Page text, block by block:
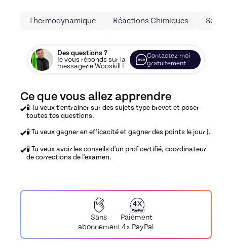
Thermodynamique Réactions Chimiques
Des questions ?
Je vous réponds sur la
messagerie Wooskill !
Contactez-moi
gratuitement
Ce que vous allez apprendre
🧪 Tu veux t'entrainer sur des sujets type brevet et poser
toutes tes questions.
🧪 Tu veux gagner en efficacité et gagner des points le jour J.
🧪 Tu veux avoir les conseils d'un prof certifié, coordinateur
de corrections de l'examen.
Sans
abonnement
Paiement
4x PayPal